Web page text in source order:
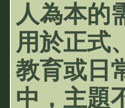
人為本的
用於正式
教育或日
中，主題